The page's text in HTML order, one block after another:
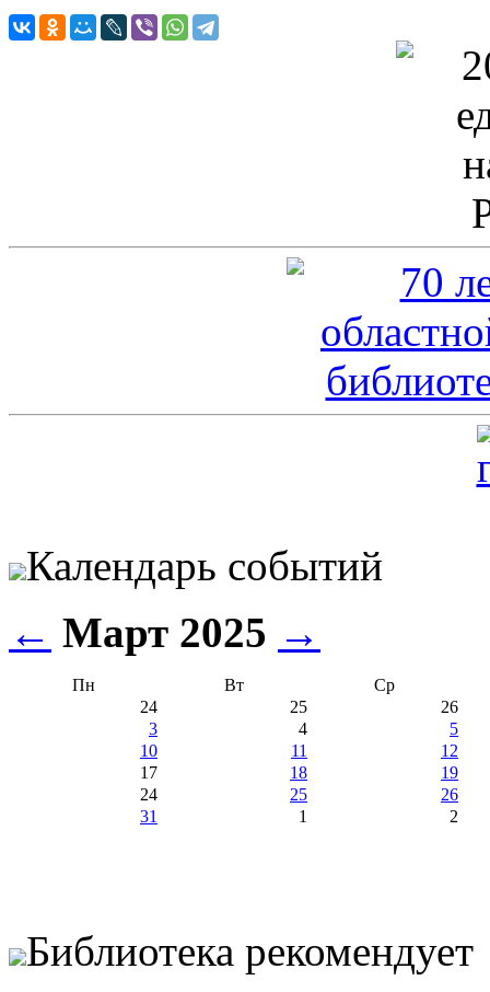
Календарь событий
← Март 2025 →
Пн Вт
Ср
24
25
26
3
4
5
10
11
12
17
18
19
24
25
26
31
1 2
Библиотека рекомендует